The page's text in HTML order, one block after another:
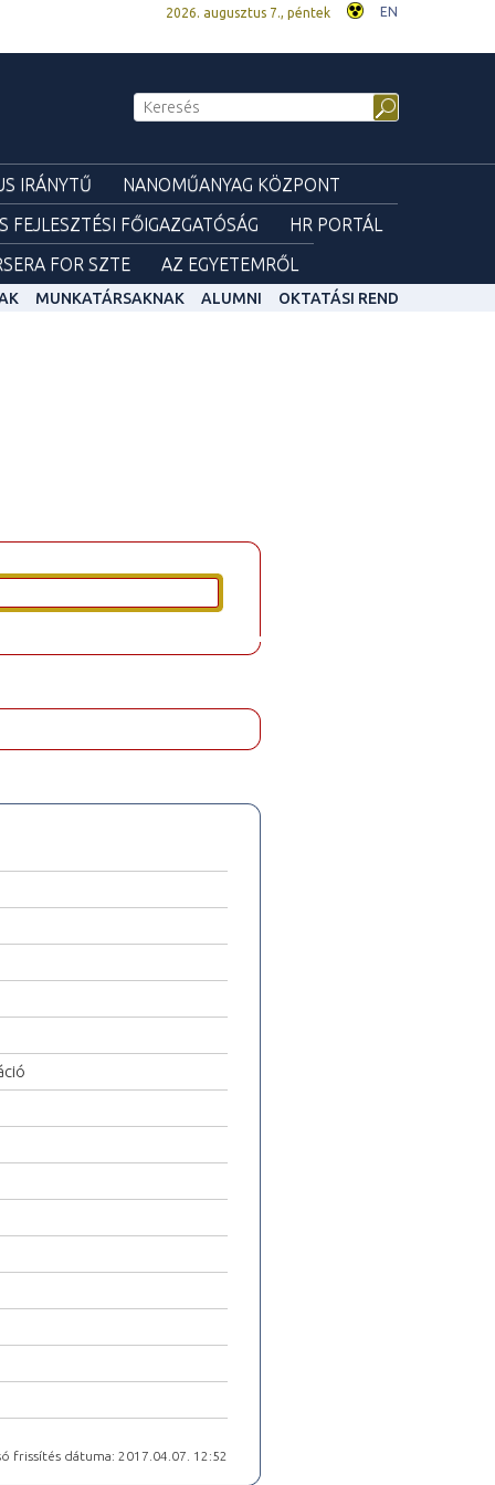
2026. augusztus 7., péntek EN
IRÁNYTŰ
NANOMŰANYAG KÖZPONT
FEJLESZTÉSI FŐIGAZGATÓSÁG
HR PORTÁL
FOR SZTE AZ EGYETEMRŐL
MUNKATÁRSAKNAK ALUMNI OKTATÁSI REND
frissítés dátuma: 2017.04.07. 12:52